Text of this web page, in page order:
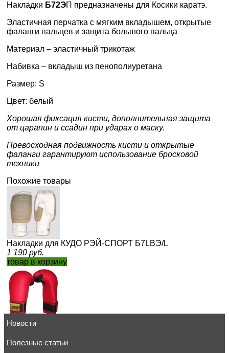
Накладки Б72ЭП предназначены для Косики каратэ.
Эластичная перчатка с мягким вкладышем, открытые
фаланги пальцев и защита большого пальца
Материал – эластичный трикотаж
Набивка – вкладыш из пенополиуретана
Размер: S
Цвет: белый
Хорошая фиксация кисти, дополнительная защита
от царапин и ссадин при ударах о маску.
Превосходная подвижность кисти и открытые
фаланги гарантируют использование бросковой
техники
Похожие товары
Накладки для КУДО РЭЙ-СПОРТ Б7LВЭ/L
1 190 руб.
товар в корзину
Накладки для каратэ "1 STEP" РЭЙ-СПОРТ Б24стИ/М,
1 626 руб.
Новости
Полезные статьи